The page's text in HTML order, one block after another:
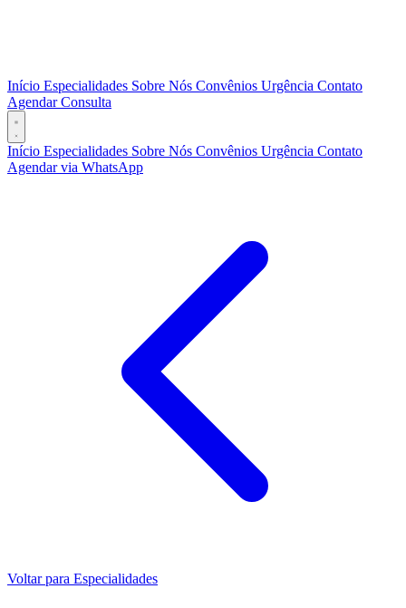
Início Especialidades Sobre Nós Convênios Urgência Contato
Agendar Consulta
Início Especialidades Sobre Nós Convênios Urgência Contato
Agendar via WhatsApp
Voltar para Especialidades